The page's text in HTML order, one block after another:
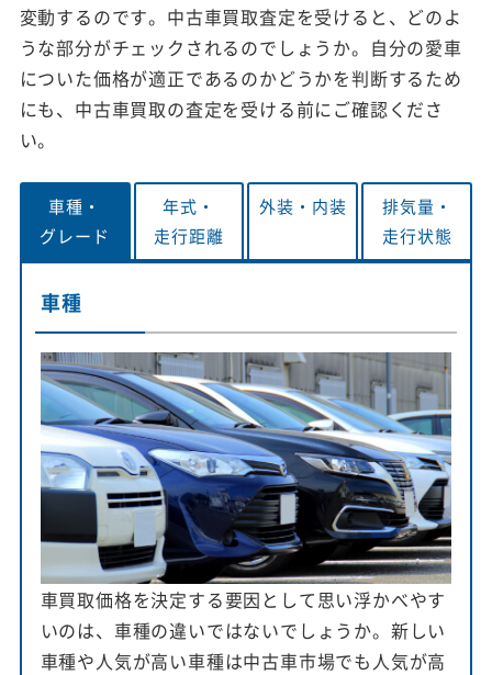
変動するのです。中古車買取査定を受けると、どのよ
うな部分がチェックされるのでしょうか。自分の愛車
についた価格が適正であるのかどうかを判断するため
にも、中古車買取の査定を受ける前にご確認くださ
い。
車種・
グレード
年式・
走行距離
外装・ 内装
排気量・
走行状態
車種
車買取価格を決定する要因として思い浮かべやす
いのは、車種の違いではないでしょうか。新しい
車種や人気が高い車種は中古車市場でも人気が高